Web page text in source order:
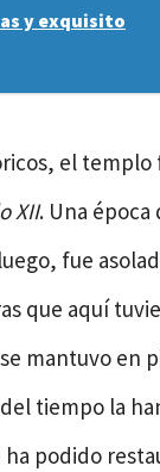
y exquisito
el templo
XII. Una época
fue
que aquí
mantuvo en
tiempo la
ha podido